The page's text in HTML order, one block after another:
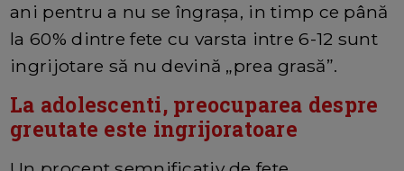
ani pentru a nu se îngrașa, in timp ce până
la 60% dintre fete cu varsta intre 6-12 sunt
ingrijotare să nu devină „prea grasă”.
La adolescenti, preocuparea despre
greutate este ingrijoratoare